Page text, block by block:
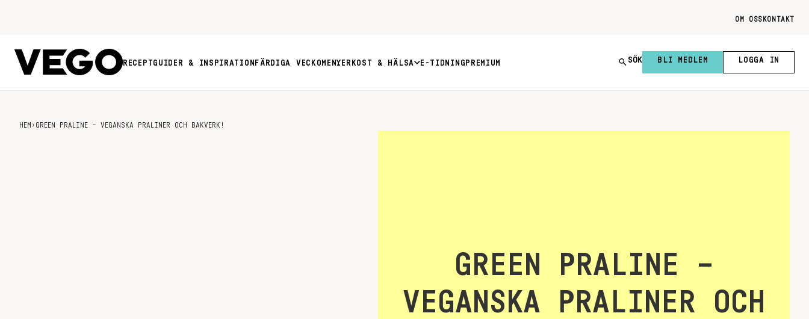
OM OSS KONTAKT
RECEPTGUIDER & INSPIRATION FÄRDIGA VECKOMENYER KOST & HÄLSA E-TIDNING PREMIUM SÖK BLI MEDLEM LOGGA IN
HEM › GREEN PRALINE – VEGANSKA PRALINER OCH BAKVERK!
GREEN PRALINE –
VEGANSKA PRALINER OCH